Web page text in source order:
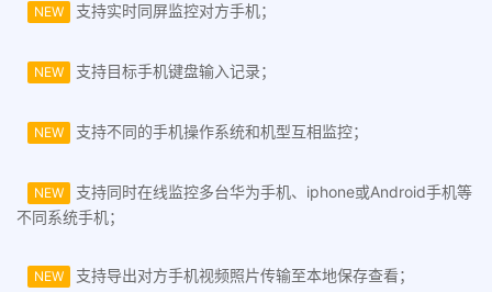
NEW 支持实时同屏监控对方手机；
NEW 支持目标手机键盘输入记录；
NEW 支持不同的手机操作系统和机型互相监控；
NEW
支持同时在线监控多台华为手机、iphone或Android手机等
不同系统手机；
NEW 支持导出对方手机视频照片传输至本地保存查看；